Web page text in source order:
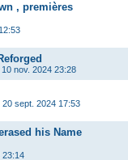
, premières
10 nov. 2024 23:28
20 sept. 2024 17:53
his Name
23:14